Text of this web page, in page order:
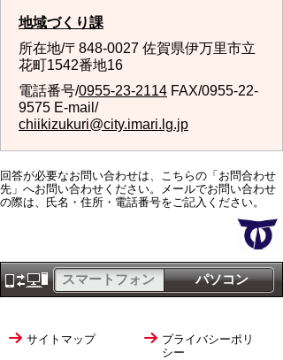
地域づくり課
所在地/〒848-0027 佐賀県伊万里市立
花町1542番地16
電話番号/0955-23-2114 FAX/0955-22-
9575 E-mail/
chiikizukuri@city.imari.lg.jp
回答が必要なお問い合わせは、こちらの「お問合わせ
先」へお問い合わせください。メールでお問い合わせ
の際は、氏名・住所・電話番号をご記入ください。
パソコン
スマートフォン
サイトマップ
プライバシーポリ
シー